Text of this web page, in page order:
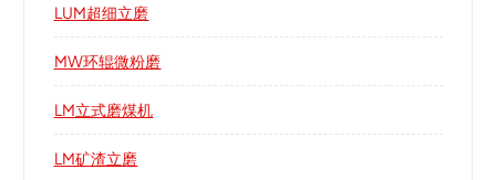
LUM超细立磨
MW环辊微粉磨
LM立式磨煤机
LM矿渣立磨